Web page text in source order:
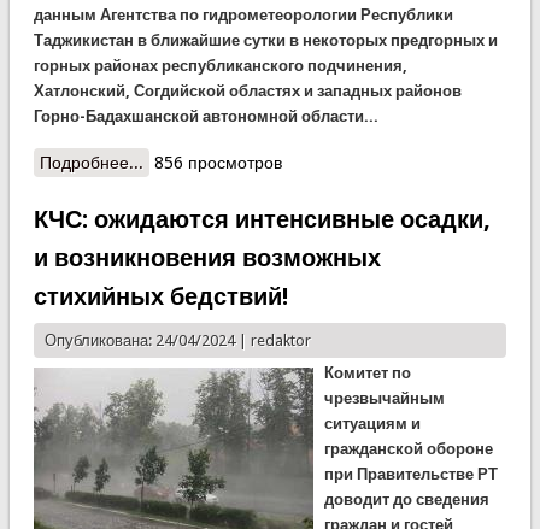
данным Агентства по гидрометеорологии Республики
Таджикистан в ближайшие сутки в некоторых предгорных и
горных районах республиканского подчинения,
Хатлонский, Согдийской областях и западных районов
Горно-Бадахшанской автономной области...
Подробнее... о КЧС: сход локальных селей, будьте осторожны!
856 просмотров
КЧС: ожидаются интенсивные осадки,
и возникновения возможных
стихийных бедствий!
Опубликована: 24/04/2024 | redaktor
Комитет по
чрезвычайным
ситуациям и
гражданской обороне
при Правительстве РТ
доводит до сведения
граждан и гостей